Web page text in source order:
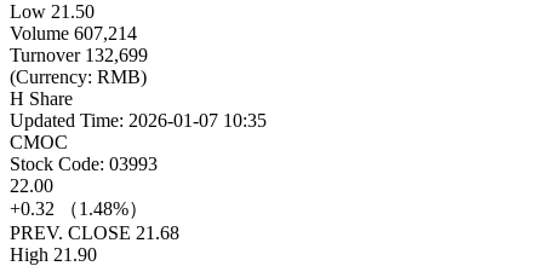
Low 21.50
Volume 607,214
Turnover 132,699
(Currency: RMB)
H Share
Updated Time: 2026-01-07 10:35
CMOC
Stock Code: 03993
22.00
+0.32 （1.48%）
PREV. CLOSE 21.68
High 21.90